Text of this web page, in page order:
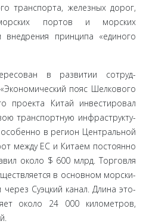
транспорта, железных дорог,
портов и морских
принципа «единого
в развитии сотруд­
пояс Шелкового
проекта Китай инвестировал
транспортную инфраструкту­
в регион Центральной
между ЕС и Китаем постоян­но
около $ 600 млрд. Торговля
в основном морски­
Суэцкий канал. Длина это­
около 24 000 километров,